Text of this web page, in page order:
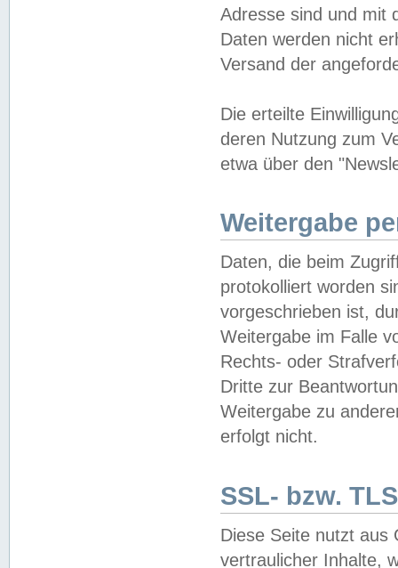
Adresse sind und mit
Daten werden nicht
Versand der
Die erteilte
deren Nutzung zum
etwa über den
Weitergabe
Daten, die beim
protokolliert worden
vorgeschrieben ist,
Weitergabe im Falle
Rechts- oder
Dritte zur
Weitergabe zu
erfolgt nicht.
SSL- bzw.
Diese Seite nutzt aus
vertraulicher Inhalte,